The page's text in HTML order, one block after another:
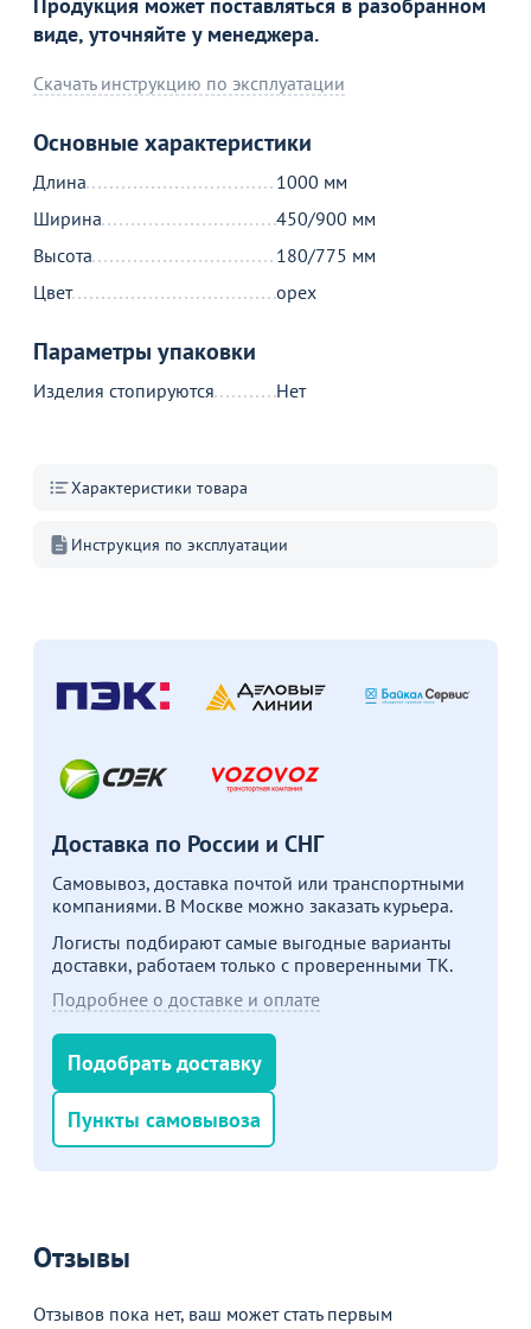
виде, уточняйте у менеджера.
Скачать инструкцию по эксплуатации
Основные характеристики
Длина
1000 мм
Ширина
450/900 мм
Высота
180/775 мм
Цвет
орех
Параметры упаковки
Изделия стопируются Нет
Характеристики товара
Инструкция по эксплуатации
Доставка по России и СНГ
Самовывоз, доставка почтой или транспортными
компаниями. В Москве можно заказать курьера.
Логисты подбирают самые выгодные варианты
доставки, работаем только с проверенными ТК.
Подробнее о доставке и оплате
Подобрать доставку
Пункты самовывоза
Отзывы
Отзывов пока нет, ваш может стать первым
Стол трансформер Фокус, орех
В корзине
Продолжить покупки
С этим товаром покупают
Акции для вас
Пожизненная
гарантия
Больше не показывать это окно